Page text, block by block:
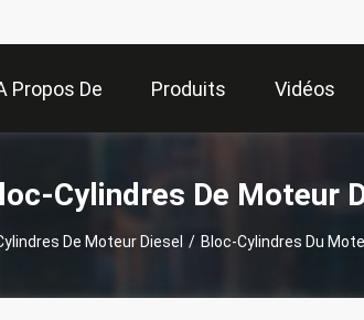
Propos De
Nous
Produits Vidéos
Cylindres De Moteur
De Moteur Diesel / Bloc-Cylindres Du